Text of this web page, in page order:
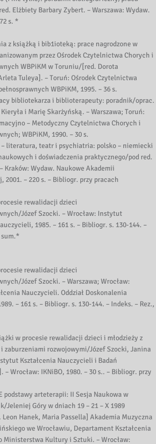
Elżbiety Barbary Zybert. – Warszawa: Wydaw.
s. *
z książką i bib1ioteką: prace nagrodzone w
przez Ośrodek Czytelnictwa Chorych i
WBPiKM w Toruniu/[red. Dorota
Tuleya]. – Toruń: Ośrodek Czytelnictwa
WBPiKM, 1995. – 36 s.
bibliotekarza i biblioterapeuty: poradnik/oprac.
i Marię Skarżyńską. – Warszawa; Toruń:
– Metodyczny Czytelnictwa Chorych i
WBPiKM, 1990. – 30 s.
– literatura, teatr i psychiatria: polsko – niemiecki
i doświadczenia praktycznego/pod red.
Kraków: Wydaw. Naukowe Akademii
2001. – 220 s. – Bibliogr. przy pracach
rewalidacji dzieci
Józef Szocki. – Wrocław: Instytut
1985. – 161 s. – Bibliogr. s. 130-144. –
sum.*
rewalidacji dzieci
Józef Szocki. – Warszawa; Wrocław:
Nauczycieli. Oddział Doskonalenia
– 161 s. – Bibliogr. s. 130-144. – Indeks. – Rez.,
w procesie rewalidacji dzieci i młodzieży z
zaburzeniami rozwojowymi/Józef Szocki, Janina
Kształcenia Nauczycieli i Badań
– Wrocław: IKNiBO, 1980. – 30 s.. – Bibliogr. przy
podstawy arteterapii: II Sesja Naukowa w
Jeleniej Góry w dniach 19 – 21 – X 1989
Leon Hanek, Maria Passella] Akademia Muzyczna
we Wrocławiu, Departament Kształcenia
Ministerstwa Kultury i Sztuki. – Wrocław: